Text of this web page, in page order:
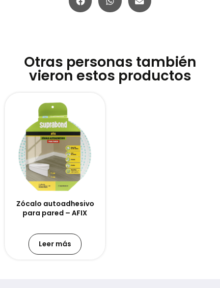
Otras personas también
vieron estos productos
Zócalo autoadhesivo
para pared – AFIX
Leer más